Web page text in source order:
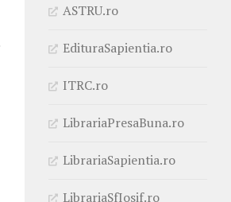
ASTRU.ro
EdituraSapientia.ro
ITRC.ro
LibrariaPresaBuna.ro
LibrariaSapientia.ro
LibrariaSfIosif.ro